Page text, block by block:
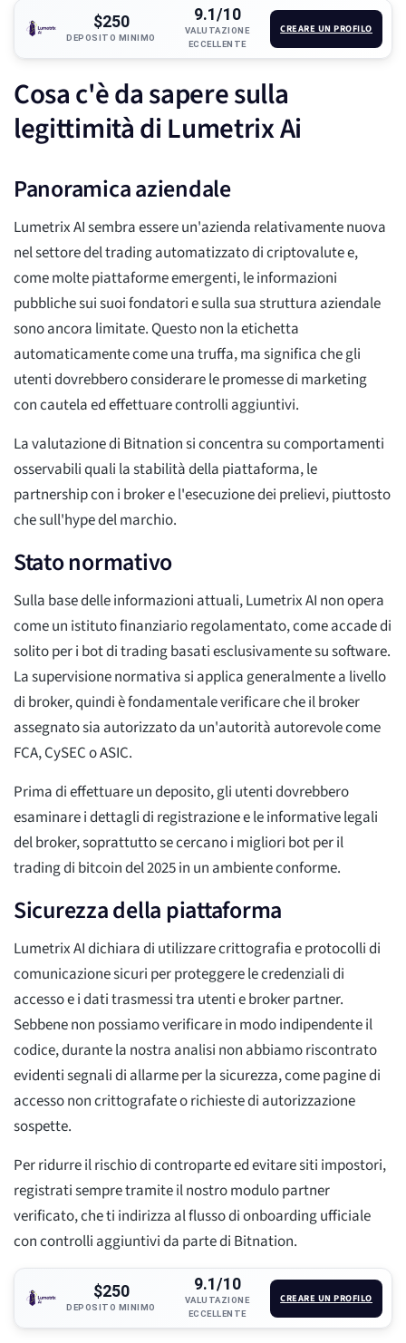
$250
DEPOSITO MINIMO
9.1/10
VALUTAZIONE
ECCELLENTE
CREARE UN PROFILO
Cosa c'è da sapere sulla
legittimità di Lumetrix Ai
Panoramica aziendale
Lumetrix AI sembra essere un'azienda relativamente nuova
nel settore del trading automatizzato di criptovalute e,
come molte piattaforme emergenti, le informazioni
pubbliche sui suoi fondatori e sulla sua struttura aziendale
sono ancora limitate. Questo non la etichetta
automaticamente come una truffa, ma significa che gli
utenti dovrebbero considerare le promesse di marketing
con cautela ed effettuare controlli aggiuntivi.
La valutazione di Bitnation si concentra su comportamenti
osservabili quali la stabilità della piattaforma, le
partnership con i broker e l'esecuzione dei prelievi, piuttosto
che sull'hype del marchio.
Stato normativo
Sulla base delle informazioni attuali, Lumetrix AI non opera
come un istituto finanziario regolamentato, come accade di
solito per i bot di trading basati esclusivamente su software.
La supervisione normativa si applica generalmente a livello
di broker, quindi è fondamentale verificare che il broker
assegnato sia autorizzato da un'autorità autorevole come
FCA, CySEC o ASIC.
Prima di effettuare un deposito, gli utenti dovrebbero
esaminare i dettagli di registrazione e le informative legali
del broker, soprattutto se cercano i migliori bot per il
trading di bitcoin del 2025 in un ambiente conforme.
Sicurezza della piattaforma
Lumetrix AI dichiara di utilizzare crittografia e protocolli di
comunicazione sicuri per proteggere le credenziali di
accesso e i dati trasmessi tra utenti e broker partner.
Sebbene non possiamo verificare in modo indipendente il
codice, durante la nostra analisi non abbiamo riscontrato
evidenti segnali di allarme per la sicurezza, come pagine di
accesso non crittografate o richieste di autorizzazione
sospette.
Per ridurre il rischio di controparte ed evitare siti impostori,
registrati sempre tramite il nostro modulo partner
verificato, che ti indirizza al flusso di onboarding ufficiale
con controlli aggiuntivi da parte di Bitnation.
$250
DEPOSITO MINIMO
9.1/10
VALUTAZIONE
ECCELLENTE
CREARE UN PROFILO